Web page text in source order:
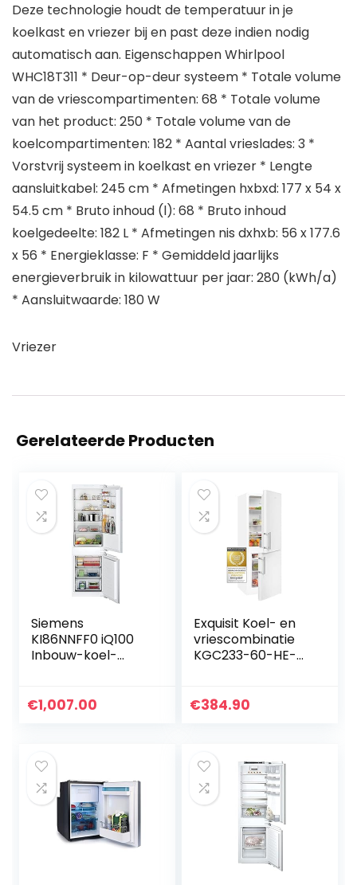
Deze technologie houdt de temperatuur in je
koelkast en vriezer bij en past deze indien nodig
automatisch aan. Eigenschappen Whirlpool
WHC18T311 * Deur-op-deur systeem * Totale volume
van de vriescompartimenten: 68 * Totale volume
van het product: 250 * Totale volume van de
koelcompartimenten: 182 * Aantal vrieslades: 3 *
Vorstvrij systeem in koelkast en vriezer * Lengte
aansluitkabel: 245 cm * Afmetingen hxbxd: 177 x 54 x
54.5 cm * Bruto inhoud (l): 68 * Bruto inhoud
koelgedeelte: 182 L * Afmetingen nis dxhxb: 56 x 177.6
x 56 * Energieklasse: F * Gemiddeld jaarlijks
energieverbruik in kilowattuur per jaar: 280 (kWh/a)
* Aansluitwaarde: 180 W
Vriezer
Gerelateerde Producten
Siemens
KI86NNFF0 iQ100
Inbouw-koel-
184 l koelen + 76 l
superFreezing
sneller invriezen,
plat scharnier
€1,007.00
Exquisit Koel- en
vriescombinatie
KGC233-60-HE-
volume | LED-licht
groentevak en
glazen planken |
wit
€384.90